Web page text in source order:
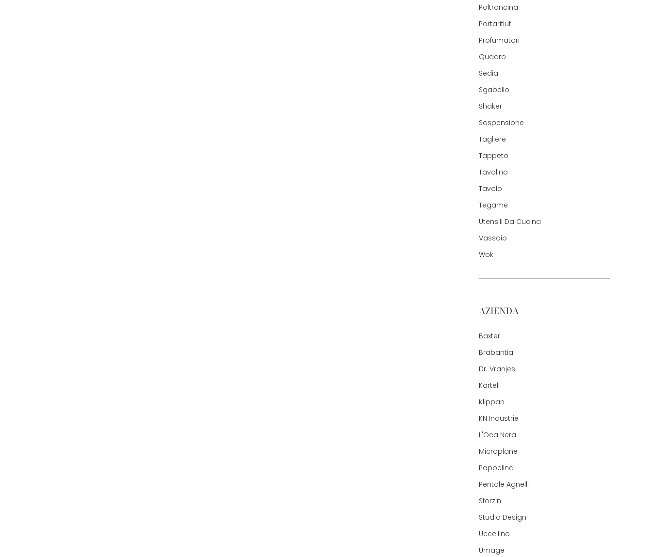
Poltroncina
Portarifiuti
Profumatori
Quadro
Sedia
Sgabello
Shaker
Sospensione
Tagliere
Tappeto
Tavolino
Tavolo
Tegame
Utensili Da Cucina
Vassoio
Wok
AZIENDA
Baxter
Brabantia
Dr. Vranjes
Kartell
Klippan
KN Industrie
L'Oca Nera
Microplane
Pappelina
Pentole Agnelli
Sforzin
Studio Design
Uccellino
Umage